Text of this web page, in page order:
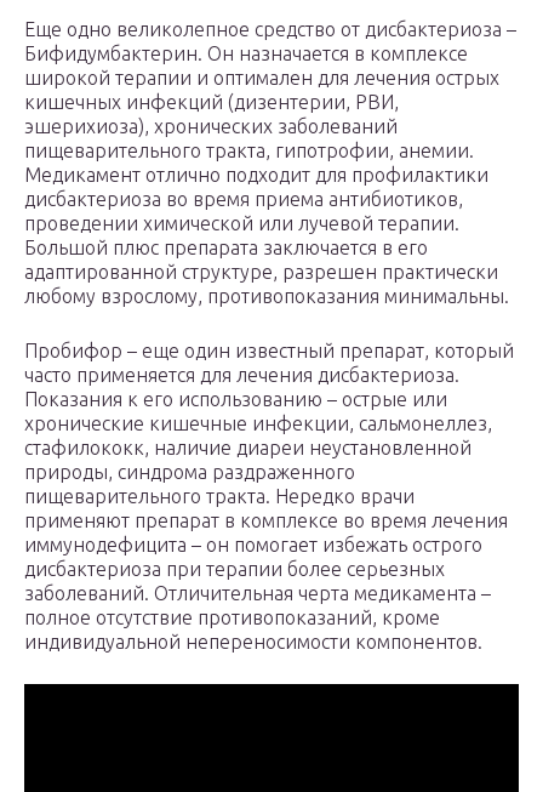
Еще одно великолепное средство от дисбактериоза –
Бифидумбактерин. Он назначается в комплексе
широкой терапии и оптимален для лечения острых
кишечных инфекций (дизентерии, РВИ,
эшерихиоза), хронических заболеваний
пищеварительного тракта, гипотрофии, анемии.
Медикамент отлично подходит для профилактики
дисбактериоза во время приема антибиотиков,
проведении химической или лучевой терапии.
Большой плюс препарата заключается в его
адаптированной структуре, разрешен практически
любому взрослому, противопоказания минимальны.
Пробифор – еще один известный препарат, который
часто применяется для лечения дисбактериоза.
Показания к его использованию – острые или
хронические кишечные инфекции, сальмонеллез,
стафилококк, наличие диареи неустановленной
природы, синдрома раздраженного
пищеварительного тракта. Нередко врачи
применяют препарат в комплексе во время лечения
иммунодефицита – он помогает избежать острого
дисбактериоза при терапии более серьезных
заболеваний. Отличительная черта медикамента –
полное отсутствие противопоказаний, кроме
индивидуальной непереносимости компонентов.